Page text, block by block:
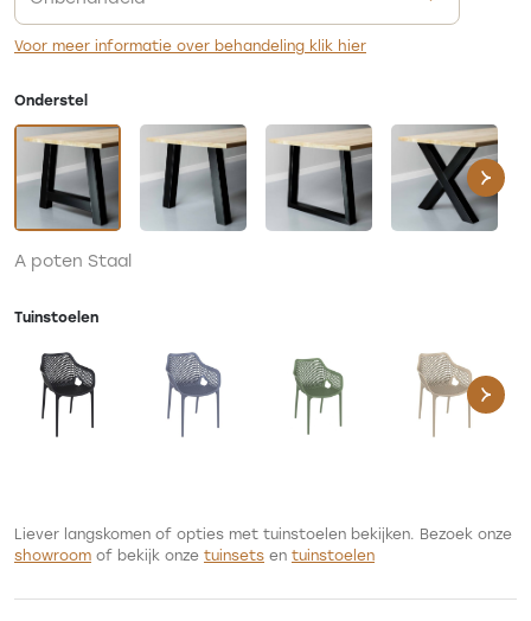
Voor meer informatie over behandeling klik hier
Onderstel
A poten Staal
Tuinstoelen
Liever langskomen of opties met tuinstoelen bekijken. Bezoek onze
showroom of bekijk onze tuinsets en tuinstoelen